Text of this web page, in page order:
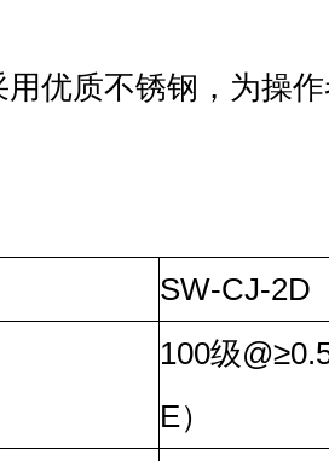
优质不锈钢，为操
SW-CJ-2D
100级
E）